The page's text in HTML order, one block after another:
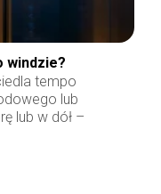
windzie?
tempo
lub
lub w dół –